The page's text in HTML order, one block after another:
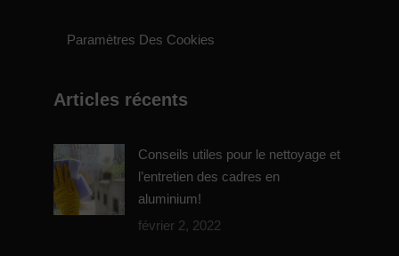
Paramètres Des Cookies
Articles récents
Conseils utiles pour le nettoyage et
l’entretien des cadres en
aluminium!
février 2, 2022